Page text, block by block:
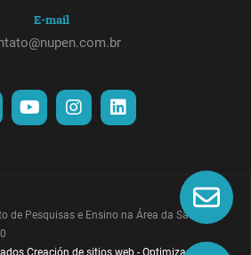
E-mail
de Pesquisas e Ensino na Área da Saúde -
Creación de sitios web -Optimización de